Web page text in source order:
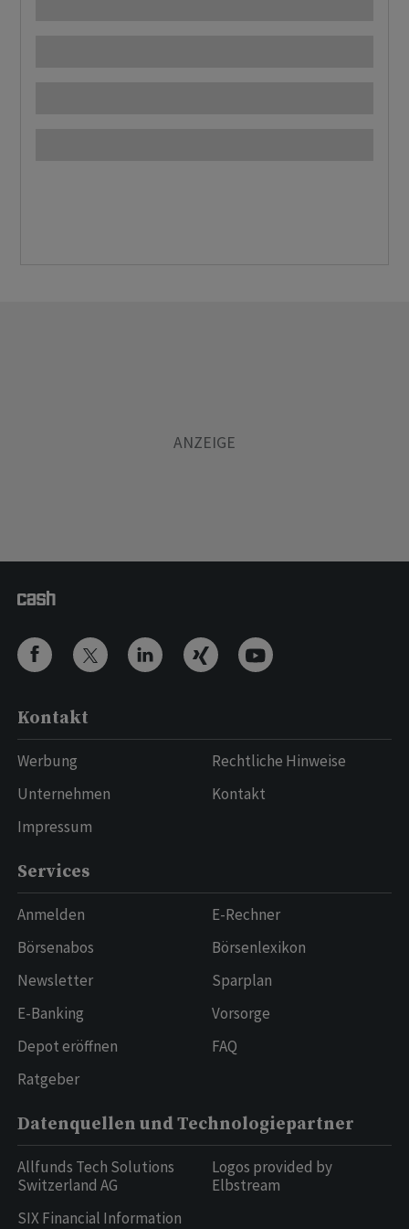
Kontakt
Werbung
Unternehmen
Impressum
Rechtliche Hinweise
Kontakt
Services
Anmelden
Börsenabos
Newsletter
E-Banking
Depot eröffnen
Ratgeber
E-Rechner
Börsenlexikon
Sparplan
Vorsorge
FAQ
Datenquellen und Technologiepartner
Allfunds Tech Solutions
Switzerland AG
SIX Financial Information
Logos provided by
Elbstream